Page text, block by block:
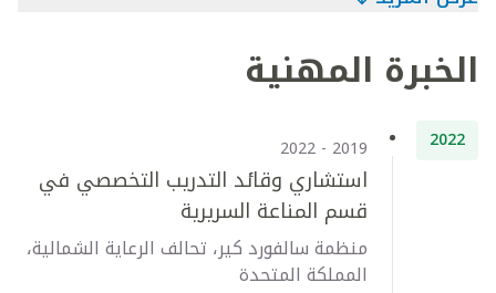
الخبرة المهنية
2022
2019 - 2022
استشاري وقائد التدريب التخصصي في
قسم المناعة السريرية
منظمة سالفورد كير، تحالف الرعاية الشمالية،
المملكة المتحدة